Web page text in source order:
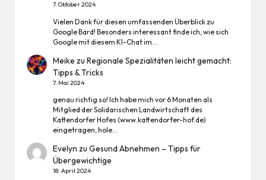
7. Oktober 2024
Vielen Dank für diesen umfassenden Überblick zu
Google Bard! Besonders interessant finde ich, wie sich
Google mit diesem KI-Chat im…
Meike zuRegionale Spezialitäten leicht gemacht:
Tipps & Tricks
7. Mai 2024
genau richtig so! Ich habe mich vor 6 Monaten als
Mitglied der Solidarischen Landwirtschaft des
Kattendorfer Hofes (www.kattendorfer-hof.de)
eingetragen, hole…
Evelyn zuGesund Abnehmen – Tipps für
Übergewichtige
18. April 2024